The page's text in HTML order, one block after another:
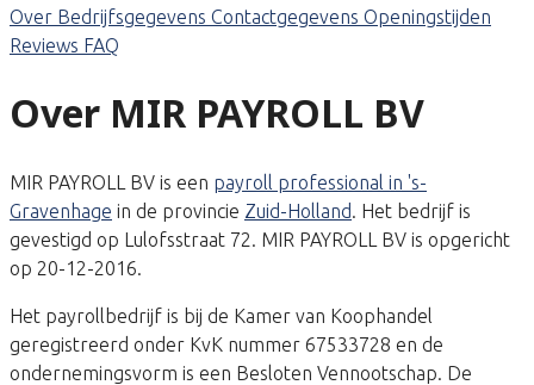
Over Bedrijfsgegevens Contactgegevens Openingstijden
Reviews FAQ
Over MIR PAYROLL BV
MIR PAYROLL BV is een payroll professional in 's-
Gravenhage in de provincie Zuid-Holland. Het bedrijf is
gevestigd op Lulofsstraat 72. MIR PAYROLL BV is opgericht
op 20-12-2016.
Het payrollbedrijf is bij de Kamer van Koophandel
geregistreerd onder KvK nummer 67533728 en de
ondernemingsvorm is een Besloten Vennootschap. De